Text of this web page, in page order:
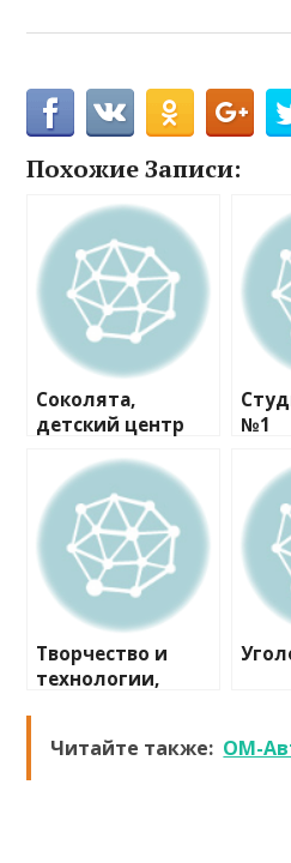
Похожие Записи:
Соколята,
детский центр
№1
Творчество и
технологии,
Читайте также: ОМ-